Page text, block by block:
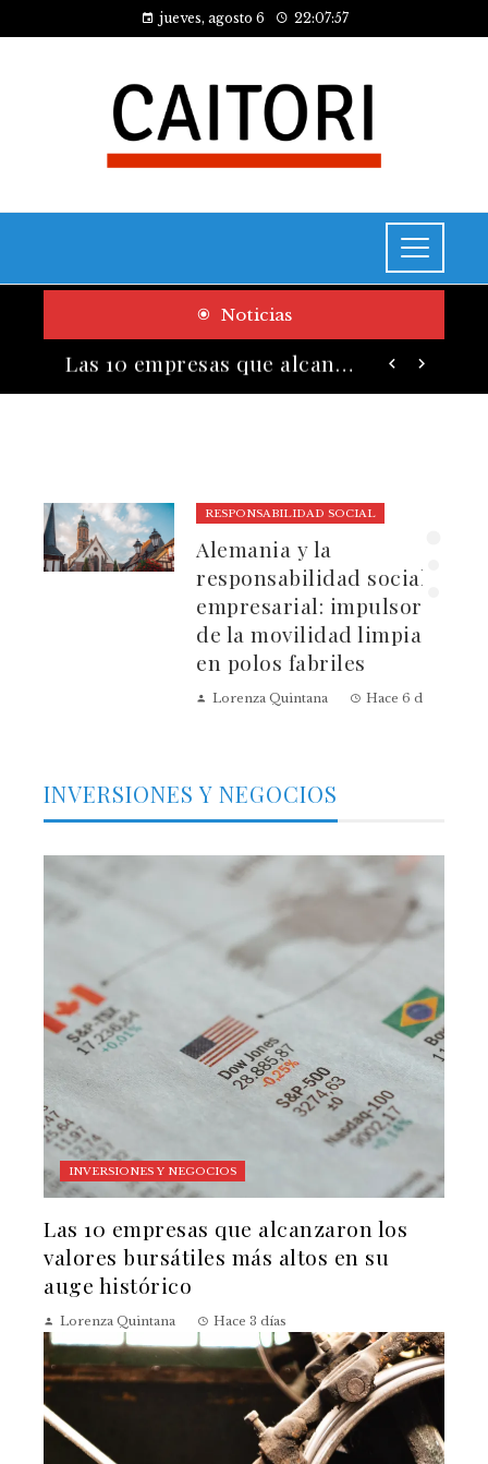
jueves, agosto 6 22:07:58
Noticias
Las 10 empresas que alcanzaron los valores bursátiles más altos en su auge histórico
RESPONSABILIDAD SOCIAL
Alemania y la
responsabilidad social
empresarial: impulsores
de la movilidad limpia
en polos fabriles
Lorenza Quintana Hace 6 días
INVERSIONES Y NEGOCIOS
INVERSIONES Y NEGOCIOS
Las 10 empresas que alcanzaron los
valores bursátiles más altos en su
auge histórico
Lorenza Quintana Hace 3 días